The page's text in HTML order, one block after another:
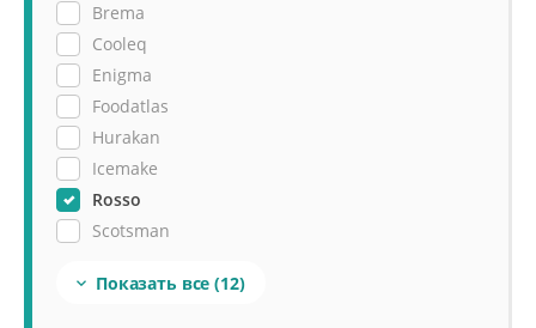
Brema
Cooleq
Enigma
Foodatlas
Hurakan
Icemake
Rosso
Scotsman
Viatto
 Показать все (12)